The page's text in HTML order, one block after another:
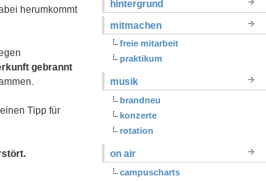
herumkommt
gebrannt
Tipp für
hintergrund
mitmachen
freie mitarbeit
praktikum
musik
brandneu
konzerte
rotation
on air
campuscharts